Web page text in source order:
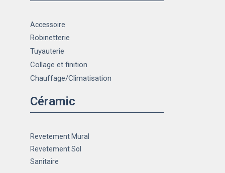
Accessoire
Robinetterie
Tuyauterie
Collage et finition
Chauffage/Climatisation
Céramic
Revetement Mural
Revetement Sol
Sanitaire